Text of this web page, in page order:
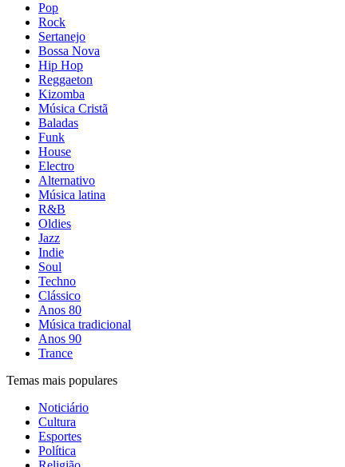
Pop
Rock
Sertanejo
Bossa Nova
Hip Hop
Reggaeton
Kizomba
Música Cristã
Baladas
Funk
House
Electro
Alternativo
Música latina
R&B
Oldies
Jazz
Indie
Soul
Techno
Clássico
Anos 80
Música tradicional
Anos 90
Trance
Temas mais populares
Noticiário
Cultura
Esportes
Política